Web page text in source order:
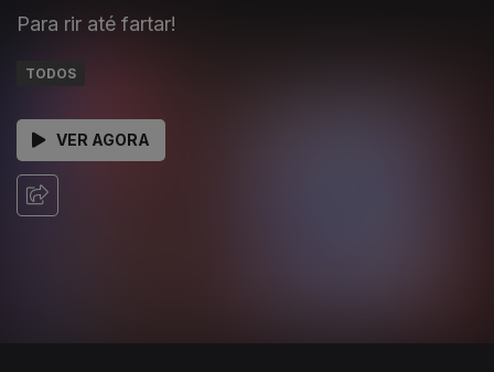
Para rir até fartar!
TODOS
VER AGORA